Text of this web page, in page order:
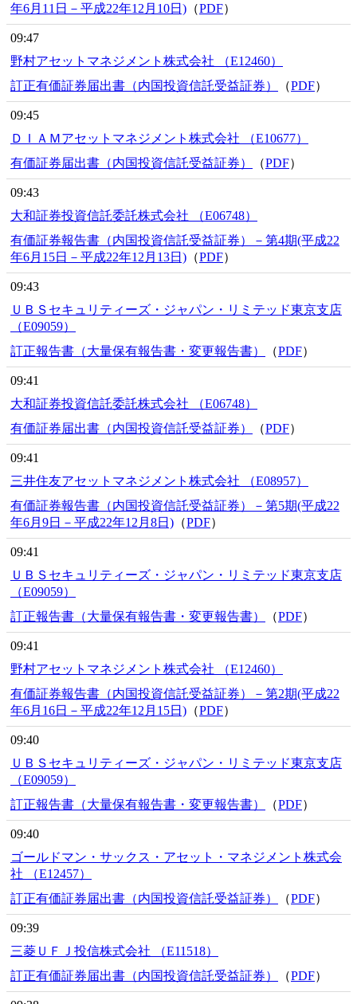
年6月11日－平成22年12月10日) （PDF）
09:47
野村アセットマネジメント株式会社 （E12460）
訂正有価証券届出書（内国投資信託受益証券）
（PDF）
09:45
ＤＩＡＭアセットマネジメント株式会社 （E10677）
有価証券届出書（内国投資信託受益証券）
（PDF）
09:43
大和証券投資信託委託株式会社 （E06748）
有価証券報告書（内国投資信託受益証券）－第4期(平成22
年6月15日－平成22年12月13日) （PDF）
09:43
ＵＢＳセキュリティーズ・ジャパン・リミテッド東京支店
（E09059）
訂正報告書（大量保有報告書・変更報告書）
（PDF）
09:41
大和証券投資信託委託株式会社 （E06748）
有価証券届出書（内国投資信託受益証券）
（PDF）
09:41
三井住友アセットマネジメント株式会社 （E08957）
有価証券報告書（内国投資信託受益証券）－第5期(平成22
年6月9日－平成22年12月8日) （PDF）
09:41
ＵＢＳセキュリティーズ・ジャパン・リミテッド東京支店
（E09059）
訂正報告書（大量保有報告書・変更報告書）
（PDF）
09:41
野村アセットマネジメント株式会社 （E12460）
有価証券報告書（内国投資信託受益証券）－第2期(平成22
年6月16日－平成22年12月15日) （PDF）
09:40
ＵＢＳセキュリティーズ・ジャパン・リミテッド東京支店
（E09059）
訂正報告書（大量保有報告書・変更報告書）
（PDF）
09:40
ゴールドマン・サックス・アセット・マネジメント株式会
社 （E12457）
訂正有価証券届出書（内国投資信託受益証券）
（PDF）
09:39
三菱ＵＦＪ投信株式会社 （E11518）
訂正有価証券届出書（内国投資信託受益証券）
（PDF）